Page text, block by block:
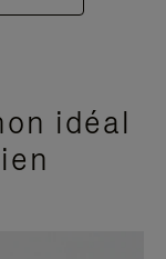
idéal